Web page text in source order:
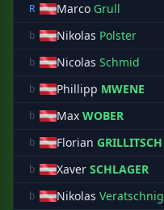
R
Marco Grull
b
Nikolas Polster
b Nicolas Schmid
b Phillipp MWENE
b Max WOBER
b Florian GRILLITSCH
b Xaver SCHLAGER
b Nikolas Veratschnig